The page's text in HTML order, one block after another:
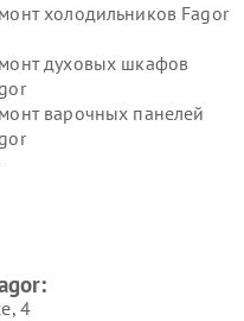
холодильников Fagor
духовых шкафов
варочных панелей
4